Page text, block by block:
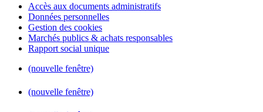
Accès aux documents administratifs
Données personnelles
Gestion des cookies
Marchés publics & achats responsables
Rapport social unique
(nouvelle fenêtre)
(nouvelle fenêtre)